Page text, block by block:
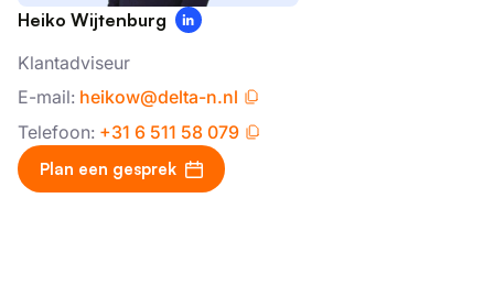
Heiko Wijtenburg
Klantadviseur
E-mail: heikow@delta-n.nl
Telefoon: +31 6 511 58 079
Plan een gesprek